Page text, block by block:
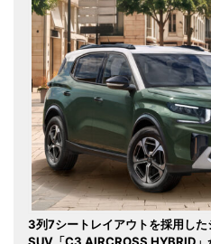
3列7シートレイアウトを採用した